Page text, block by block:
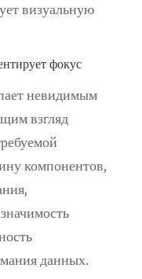
визуальную
фокус
невидимым
взгляд
компонентов,
данных.